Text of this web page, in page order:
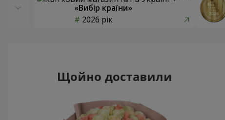
«Вибір країни»
2026 рік
Щойно доставили